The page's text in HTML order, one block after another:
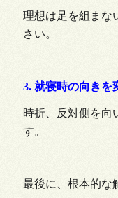
理想は足を組まな
さい。
3. 就寝時の向きを
時折、反対側を向
す。
最後に、根本的な